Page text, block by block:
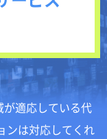
適応している代
ンは対応してくれ